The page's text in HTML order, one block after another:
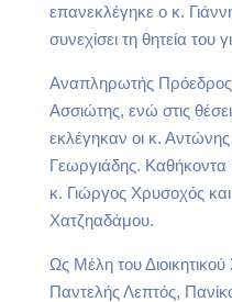
επανεκλέγηκε ο κ.
συνεχίσει τη θητεία του
Αναπληρωτής Πρόεδρος
Ασσιώτης, ενώ στις
εκλέγηκαν οι κ.
Γεωργιάδης.
κ. Γιώργος Χρυσοχός
Χατζηαδάμου.
Ως Μέλη του
Παντελής Λεπτός,